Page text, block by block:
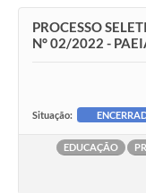
PROCESSO
N° 02/2022 -
Situação:
EDUCAÇÃO